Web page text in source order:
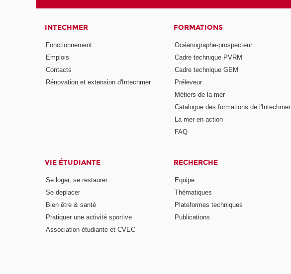
INTECHMER
Fonctionnement
Emplois
Contacts
Rénovation et extension d'Intechmer
FORMATIONS
Océanographe-prospecteur
Cadre technique PVRM
Cadre technique GEM
Préleveur
Métiers de la mer
Catalogue des formations de l'Intechmer
La mer en action
FAQ
VIE ÉTUDIANTE
Se loger, se restaurer
Se deplacer
Bien être & santé
Pratiquer une activité sportive
Association étudiante et CVEC
RECHERCHE
Equipe
Thématiques
Plateformes techniques
Publications